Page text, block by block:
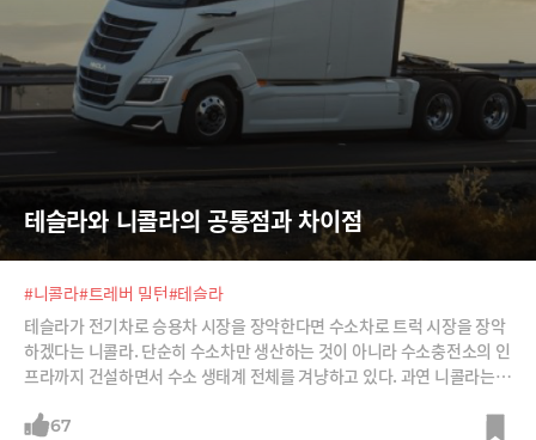
테슬라와 니콜라의 공통점과 차이점
#니콜라#트레버 밀턴#테슬라
테슬라가 전기차로 승용차 시장을 장악한다면 수소차로 트럭 시장을 장악
하겠다는 니콜라. 단순히 수소차만 생산하는 것이 아니라 수소충전소의 인
프라까지 건설하면서 수소 생태계 전체를 겨냥하고 있다. 과연 니콜라는
지 분석한다.
67